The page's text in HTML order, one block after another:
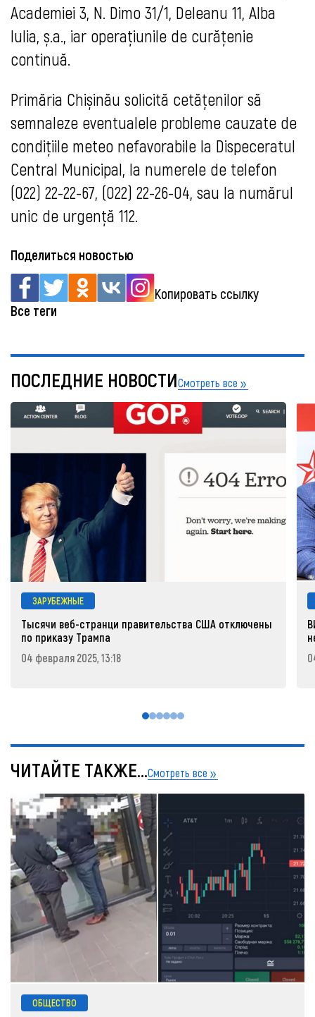
Academiei 3, N. Dimo 31/1, Deleanu 11, Alba
Iulia, ș.a., iar operațiunile de curățenie
continuă.
Primăria Chișinău solicită cetățenilor să
semnaleze eventualele probleme cauzate de
condițiile meteo nefavorabile la Dispeceratul
Central Municipal, la numerele de telefon
(022) 22-22-67, (022) 22-26-04, sau la numărul
unic de urgență 112.
Поделиться новостью
Копировать ссылку
Все теги
ПОСЛЕДНИЕ НОВОСТИСмотреть все
ЗАРУБЕЖНЫЕ
Тысячи веб-странци правительства США отключены
по приказу Трампа
04 февраля 2025, 13:18
ЧИТАЙТЕ ТАКЖЕ...Смотреть все
ОБЩЕСТВО